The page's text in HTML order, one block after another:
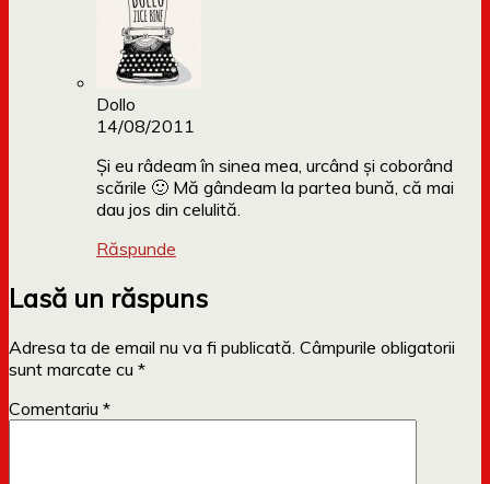
Dollo
14/08/2011
Și eu râdeam în sinea mea, urcând și coborând
scările 🙂 Mă gândeam la partea bună, că mai
dau jos din celulită.
Răspunde
Lasă un răspuns
Adresa ta de email nu va fi publicată. Câmpurile obligatorii
sunt marcate cu *
Comentariu *